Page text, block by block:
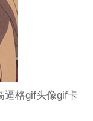
逼格gif头像gif卡